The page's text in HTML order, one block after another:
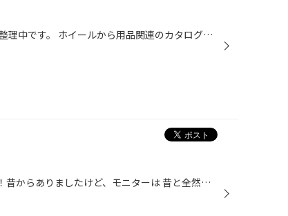
こんにちは。 只今、店内のカタログを整理中です。 ホイールから用品関連のカタログまで大きさも様々・・・ 以外と古いものまで見つかりまるで掘り出し物⁈を見つけた感じ・・・ 毎年片付けないといけませんね。 片付けるとスカスカに。 まだ途中ですがこれから片付けて行く予定です。
優れもの発見！！セパレートタイプ！！昔からありましたけど、モニターは 昔と全然違いますよね！！ かなりモニターは薄くなり画面は大きく見やすい感じですね!(^^)! ＧＷＴ９７ｓｄと言う商品です。当店大島がオススメしています！！ 気になる方は大島まで問い合わせください。